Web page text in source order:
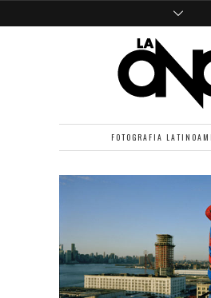
FOTOGRAFIA